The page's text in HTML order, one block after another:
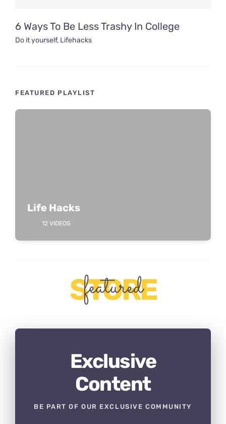
6 Ways To Be Less Trashy In College
Do it yourself, Lifehacks
FEATURED PLAYLIST
Life Hacks
12 VIDEOS
STORE
featured
Exclusive
Content
BE PART OF OUR EXCLUSIVE COMMUNITY